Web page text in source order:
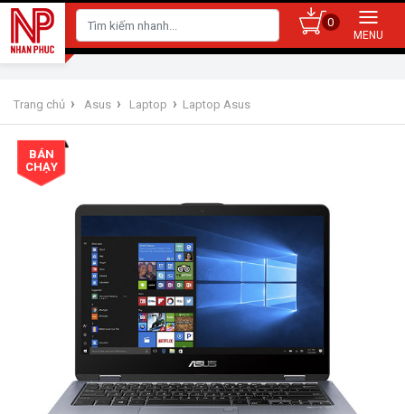
0
Trang chủ › Asus › Laptop › Laptop Asus
BÁN
CHẠY